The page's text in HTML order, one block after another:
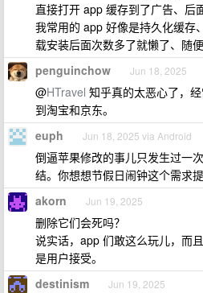
直接打开 app 缓存到了广告、后
我常用的 app 好像是持久化缓存
载安装后面次数多了就懒了、随
penguinchow Jun 18, 2025
@HTravel 知乎真的太恶心了，
到淘宝和京东。
euph Jun 18, 2025 via Android
倒逼苹果修改的事儿只发生过一
结。你想想节假日闹钟这个需求
akorn Jun 19, 2025
删除它们会死吗？
说实话，app 们敢这么玩儿，而
是用户接受。
destinism Jun 19, 2025